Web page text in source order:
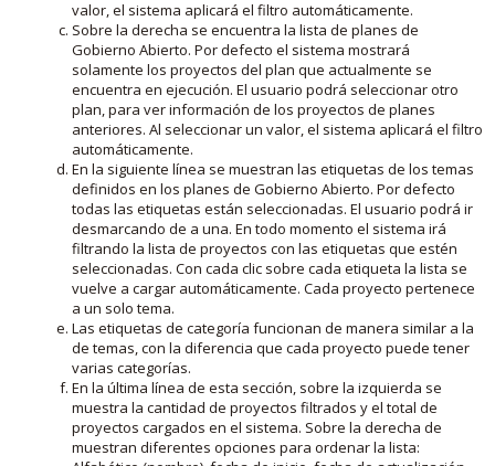
valor, el sistema aplicará el filtro automáticamente.
Sobre la derecha se encuentra la lista de planes de
Gobierno Abierto. Por defecto el sistema mostrará
solamente los proyectos del plan que actualmente se
encuentra en ejecución. El usuario podrá seleccionar otro
plan, para ver información de los proyectos de planes
anteriores. Al seleccionar un valor, el sistema aplicará el filtro
automáticamente.
En la siguiente línea se muestran las etiquetas de los temas
definidos en los planes de Gobierno Abierto. Por defecto
todas las etiquetas están seleccionadas. El usuario podrá ir
desmarcando de a una. En todo momento el sistema irá
filtrando la lista de proyectos con las etiquetas que estén
seleccionadas. Con cada clic sobre cada etiqueta la lista se
vuelve a cargar automáticamente. Cada proyecto pertenece
a un solo tema.
Las etiquetas de categoría funcionan de manera similar a la
de temas, con la diferencia que cada proyecto puede tener
varias categorías.
En la última línea de esta sección, sobre la izquierda se
muestra la cantidad de proyectos filtrados y el total de
proyectos cargados en el sistema. Sobre la derecha de
muestran diferentes opciones para ordenar la lista: